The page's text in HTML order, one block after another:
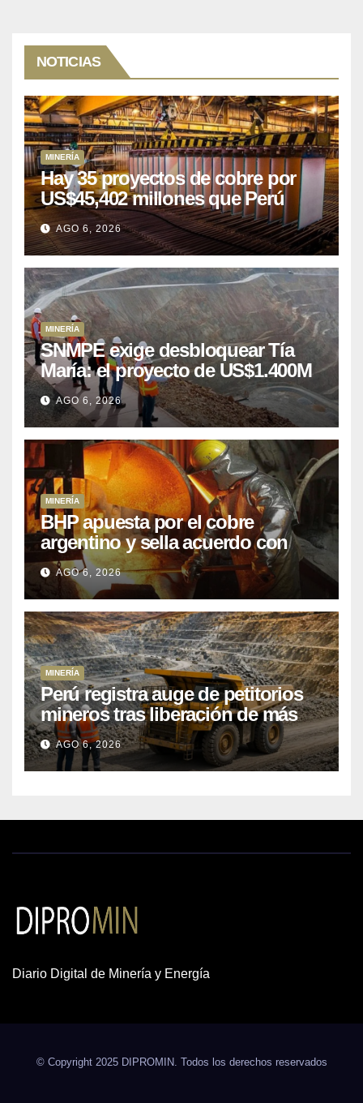
NOTICIAS
MINERÍA
Hay 35 proyectos de cobre por
US$45,402 millones que Perú
puede aprovechar
AGO 6, 2026
MINERÍA
SNMPE exige desbloquear Tía
María: el proyecto de US$1.400M
que Perú lleva 15 años
posponiendo
AGO 6, 2026
MINERÍA
BHP apuesta por el cobre
argentino y sella acuerdo con
Kobrea para siete proyecto
AGO 6, 2026
MINERÍA
Perú registra auge de petitorios
mineros tras liberación de más
de mil concesiones para explorar
cobre y oro
AGO 6, 2026
Diario Digital de Minería y Energía
© Copyright 2025 DIPROMIN. Todos los derechos reservados